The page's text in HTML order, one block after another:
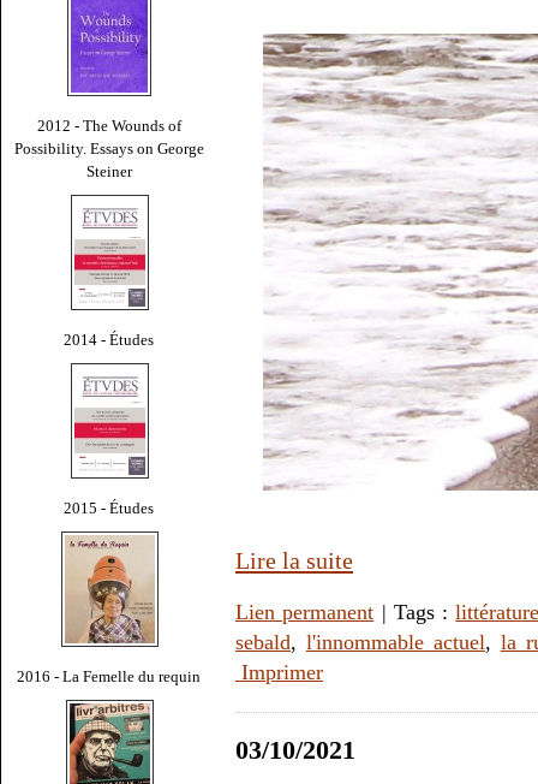
2012 - The Wounds of
Possibility. Essays on George
Steiner
2014 - Études
2015 - Études
2016 - La Femelle du requin
Lire la suite
Lien permanent | Tags :
sebald, l'innommable actuel, la
Imprimer
03/10/2021